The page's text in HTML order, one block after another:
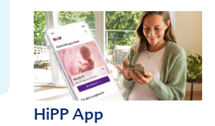
HiPP App